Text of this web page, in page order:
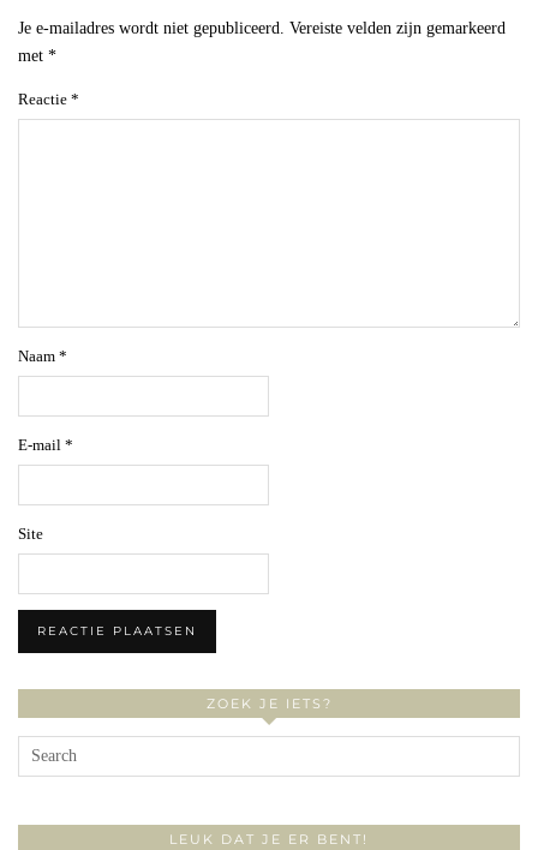
Je e-mailadres wordt niet gepubliceerd. Vereiste velden zijn gemarkeerd
met *
Reactie *
Naam *
E-mail *
Site
ZOEK JE IETS?
LEUK DAT JE ER BENT!